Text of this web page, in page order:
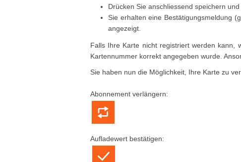
Drücken Sie anschliessend speichern
Sie erhalten eine Bestätigungsmeldung
angezeigt.
Falls Ihre Karte nicht registriert werden kann,
Kartennummer korrekt angegeben wurde.
Sie haben nun die Möglichkeit, Ihre Karte zu
Abonnement verlängern:
Aufladewert bestätigen: